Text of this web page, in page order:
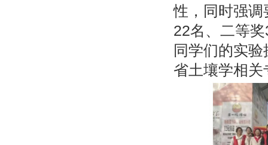
性，同时强
22名、二等
同学们的实
省土壤学相